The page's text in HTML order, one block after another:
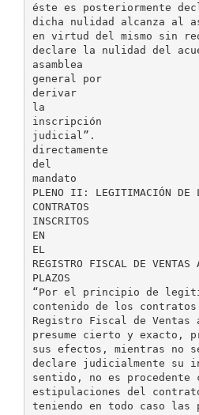
éste es posteriormente
dicha nulidad alcanza al
en virtud del mismo sin
declare la nulidad del
asamblea
general por
derivar
la
inscripción
judicial”.
directamente
del
mandato
PLENO II: LEGITIMACIÓN DE
CONTRATOS
INSCRITOS
EN
EL
REGISTRO FISCAL DE VENTAS
PLAZOS
“Por el principio de
contenido de los
Registro Fiscal de Ventas
presume cierto y exacto,
sus efectos, mientras no
declare judicialmente su
sentido, no es procedente
estipulaciones del
teniendo en todo caso las